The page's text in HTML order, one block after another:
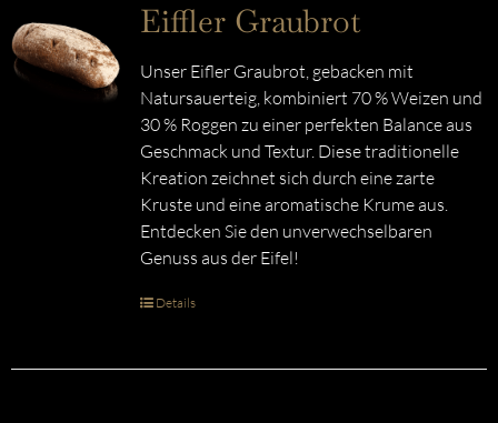
Eiffler Graubrot
Unser Eifler Graubrot, gebacken mit
Natursauerteig, kombiniert 70 % Weizen und
30 % Roggen zu einer perfekten Balance aus
Geschmack und Textur. Diese traditionelle
Kreation zeichnet sich durch eine zarte
Kruste und eine aromatische Krume aus.
Entdecken Sie den unverwechselbaren
Genuss aus der Eifel!
Details